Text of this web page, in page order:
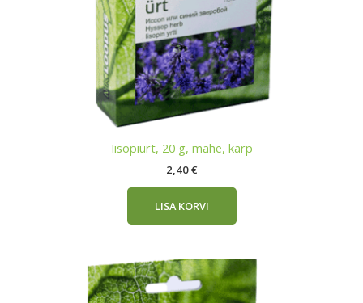
Iisopiürt, 20 g, mahe, karp
2,40€
LISA KORVI